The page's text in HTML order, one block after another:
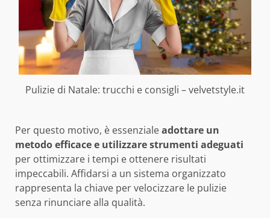
Pulizie di Natale: trucchi e consigli – velvetstyle.it
Per questo motivo, è essenzialeadottare un
metodo efficace e utilizzare strumenti adeguati
per ottimizzare i tempi e ottenere risultati
impeccabili. Affidarsi a un sistema organizzato
rappresenta la chiave per velocizzare le pulizie
senza rinunciare alla qualità.